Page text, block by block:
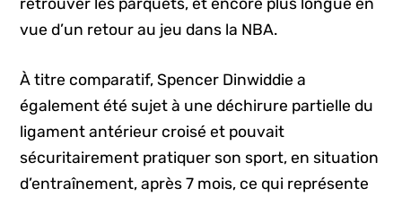
retrouver les parquets, et encore plus longue en
vue d’un retour au jeu dans la NBA.
À titre comparatif, Spencer Dinwiddie a
également été sujet à une déchirure partielle du
ligament antérieur croisé et pouvait
sécuritairement pratiquer son sport, en situation
d’entraînement, après 7 mois, ce qui représente